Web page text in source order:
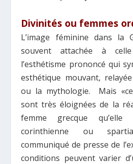
Divinités ou femmes
L’image féminine dans la
souvent attachée à
l’esthétisme prononcé qui
esthétique mouvant,
ou la mythologie. Mais
sont très éloignées de la
femme grecque qu’elle
corinthienne ou
communiqué de presse de
conditions peuvent varier